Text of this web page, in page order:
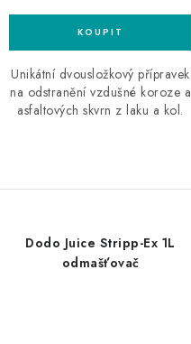
Unikátní dvousložkový přípravek
na odstranění vzdušné koroze a
asfaltových skvrn z laku a kol.
Dodo Juice Stripp-Ex 1L
odmašťovač